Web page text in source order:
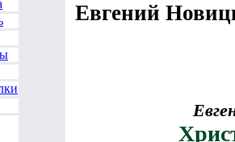
Евгений